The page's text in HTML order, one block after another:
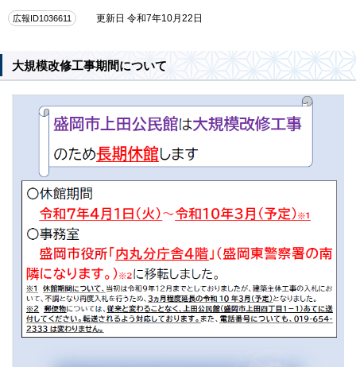
広報ID1036611 更新日 令和7年10月22日
大規模改修工事期間について